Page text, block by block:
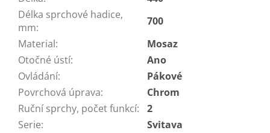
Délka sprchové hadice,
mm:
700
Material:
Mosaz
Otočné ústí:
Ano
Ovládání:
Pákové
Povrchová úprava:
Chrom
Ruční sprchy, počet funkcí:
2
Serie:
Svitava